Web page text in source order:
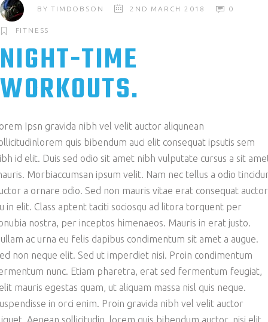
BYTIMDOBSON 2ND MARCH 2018 0
FITNESS
NIGHT-TIME
WORKOUTS.
Ipsn gravida nibh vel velit auctor aliqunean
quis bibendum auci elit consequat ipsutis sem
id elit. Duis sed odio sit amet nibh vulputate cursus a sit
Morbiaccumsan ipsum velit. Nam nec tellus a odio
a ornare odio. Sed non mauris vitae erat consequat auctor
in elit. Class aptent taciti sociosqu ad litora torquent per
nostra, per inceptos himenaeos. Mauris in erat justo.
ac urna eu felis dapibus condimentum sit amet a augue.
non neque elit. Sed ut imperdiet nisi. Proin condimentum
nunc. Etiam pharetra, erat sed fermentum feugiat,
mauris egestas quam, ut aliquam massa nisl quis neque.
in orci enim. Proin gravida nibh vel velit auctor
Aenean sollicitudin, lorem quis bibendum auctor, nisi elit